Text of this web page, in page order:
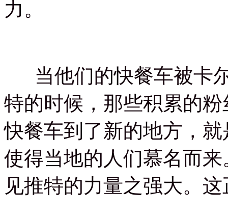
力。
当他们的快餐车被卡
特的时候，那些积累的
快餐车到了新的地方，
使得当地的人们慕名而
见推特的力量之强大。